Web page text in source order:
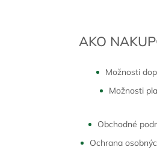
AKO
Možnosti
Možnosti
Obchodné
Ochrana